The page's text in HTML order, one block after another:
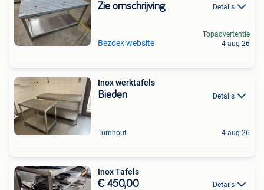
Zie omschrijving Details
Bezoek website
Topadvertentie
4 aug 26
Inox werktafels
Bieden Details
Turnhout 4 aug 26
Inox Tafels
€ 450,00 Details